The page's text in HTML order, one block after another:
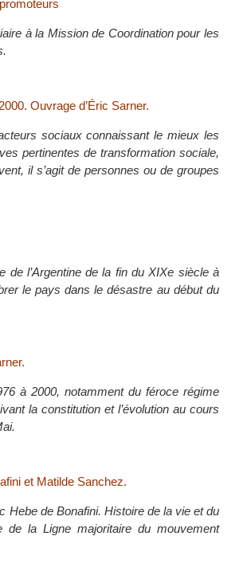
à la Mission de Coordination pour les
Ouvrage d’Éric Sarner.
sociaux connaissant le mieux les
pertinentes de transformation sociale,
il s’agit de personnes ou de groupes
de l’Argentine de la fin du XIXe siècle à
le pays dans le désastre au début du
à 2000, notamment du féroce régime
la constitution et l’évolution au cours
et Matilde Sanchez.
Hebe de Bonafini. Histoire de la vie et du
la Ligne majoritaire du mouvement